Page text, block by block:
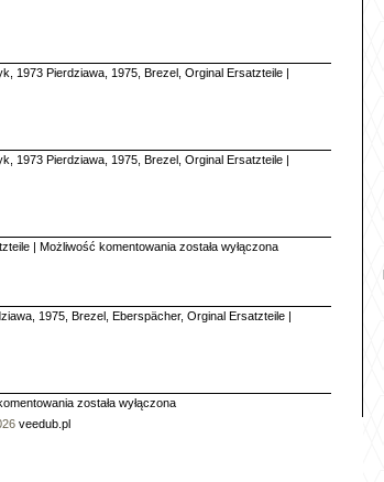
, 1973 Pierdziawa, 1975, Brezel , Orginal Ersatzteile
, 1973 Pierdziawa, 1975, Brezel , Orginal Ersatzteile
Możliwość komentowania Tapicerki
została wyłączona
, 1975, Brezel , Eberspächer, Orginal Ersatzteile
Części
została wyłączona
veedub.pl